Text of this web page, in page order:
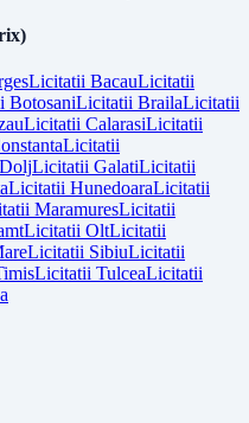
Licitatii BacauLicitatii
BotosaniLicitatii BrailaLicitatii
Licitatii CalarasiLicitatii
Licitatii
DoljLicitatii GalatiLicitatii
Licitatii HunedoaraLicitatii
MaramuresLicitatii
Licitatii OltLicitatii
Licitatii SibiuLicitatii
Licitatii TulceaLicitatii